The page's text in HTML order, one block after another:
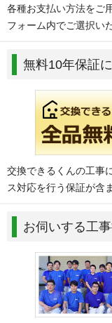
各種お支払い方法をご
フォーム内でご選択い
無料10年保証
交換できるくんの工事
ス対応を行う保証が含
お伺いする工